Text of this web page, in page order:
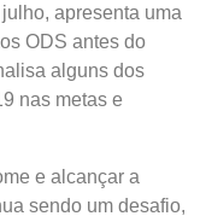
apresenta uma
ODS antes do
alguns dos
nas metas e
e alcançar a
sendo um desafio,